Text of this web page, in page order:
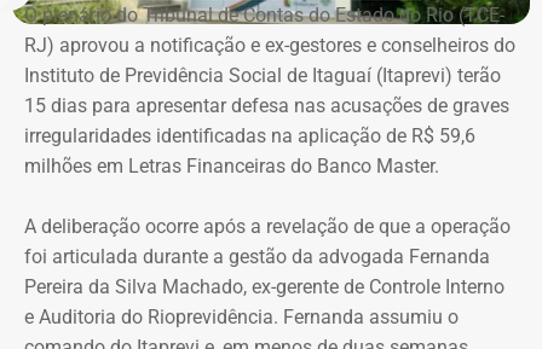
Melim Corretora de Seguros Ltda., empresa que atua no
setor de seguros e planos de saúde.
O plenário do Tribunal de Contas do Estado do Rio (TCE-
RJ) aprovou a notificação e ex-gestores e conselheiros do
Instituto de Previdência Social de Itaguaí (Itaprevi) terão
15 dias para apresentar defesa nas acusações de graves
irregularidades identificadas na aplicação de R$ 59,6
milhões em Letras Financeiras do Banco Master.
A deliberação ocorre após a revelação de que a operação
foi articulada durante a gestão da advogada Fernanda
Pereira da Silva Machado, ex-gerente de Controle Interno
e Auditoria do Rioprevidência. Fernanda assumiu o